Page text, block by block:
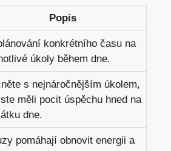
Popis
konkrétního času na
úkoly během dne.
s nejnáročnějším úkolem,
měli pocit úspěchu hned na
dne.
pomáhají obnovit energii a